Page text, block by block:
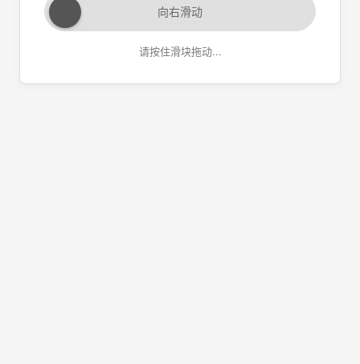
向右滑动
请按住滑块拖动...